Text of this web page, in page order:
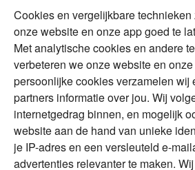
Duurzaam
Vermogensplanning
Tweede huis in
buitenland
DGA
Erfenis
Over
The
Cookies en vergelijkbare
onze website en onze app goed te
Met analytische cookies en andere
verbeteren we onze website en
persoonlijke cookies verzamelen wij
partners informatie over jou. Wij
internetgedrag binnen, en mogelijk
website aan de hand van unieke
je IP-adres en een versleuteld e-
advertenties relevanter te maken.